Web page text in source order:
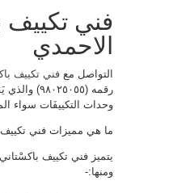
فني تكييف
الاحمدي
التواصل مع فني تكييف
رقمه
وحدات التكييفَات سواء
ما هي مميزات فني تكييف
يتميز فني تكييف
ومنها:-